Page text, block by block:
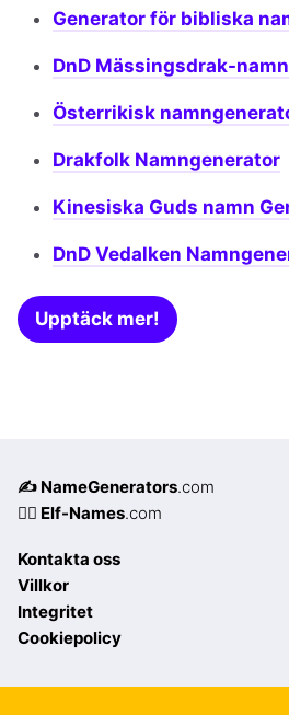
Generator för bibliska
DnD Mässingsdrak-
Österrikisk
Drakfolk Namngenerator
Kinesiska Guds namn
DnD Vedalken
Upptäck mer!
✍️ NameGenerators.com
🧝‍♀️ Elf-Names.com
Kontakta oss
Villkor
Integritet
Cookiepolicy